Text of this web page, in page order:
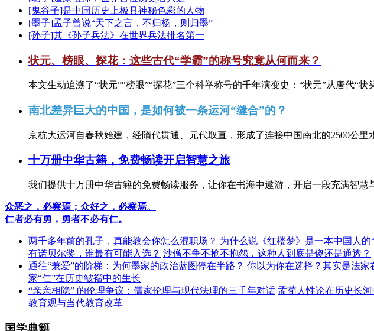
[鬼谷子]是中国历史上极具神秘色彩的人物
[墨子]孟子曾说“天下之言，不归杨，则归墨”
[孙子]其《孙子兵法》在世界兵法排名第一
状元、榜眼、探花：这些古代“学霸”的称号究竟从何而来？
本文生动追溯了“状元”“榜眼”“探花”三个科举称号的千年演变史：“状元”从唐代“状
南北差异巨大的中国，是如何被一条运河“缝合”的？
京杭大运河自春秋始建，经隋代贯通、元代取直，形成了连接中国南北的2500公里
十万册中华古籍，免费畅读开启智慧之旅
我们提供十万册中华古籍的免费畅读服务，让你在书海中遨游，开启一段充满智慧
众恶之，必察焉；众好之，必察焉。
仁者必有勇，勇者不必有仁。
两千多年前的孔子，真能教会你怎么混职场？ 为什么说《红楼梦》是一本中国人的
有诺贝尔奖，谁最有可能入选？ 沙僧不争不抢不抱怨，这种人到底是傻还是通透？
通往“兼爱”的阶梯：为何墨家的政治蓝图停在半路？ 你以为你在选择？其实是法家
家“仁”在历史皱褶中的生长
“亲亲相隐” 的伦理争议：儒家伦理与现代法理的三千年对话 孟荀人性论在历史长
教育观与当代教育改革
国学典籍